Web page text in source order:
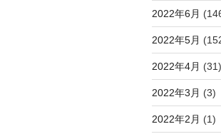
2022年6月
2022年5月
2022年4月 (31)
2022年3月 (3)
2022年2月 (1)